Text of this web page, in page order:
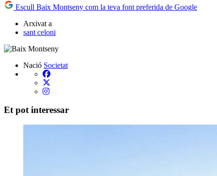
Escull Baix Montseny com la teva font preferida de Google
Arxivat a
sant celoni
Nació Societat
Et pot interessar